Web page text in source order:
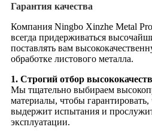
Гарантия качества
Компания Ningbo Xinzhe Metal
всегда придерживаться
поставлять вам
обработке листового металла.
1. Строгий отбор
Мы тщательно выбираем
материалы, чтобы
выдержит испытания и
эксплуатации.